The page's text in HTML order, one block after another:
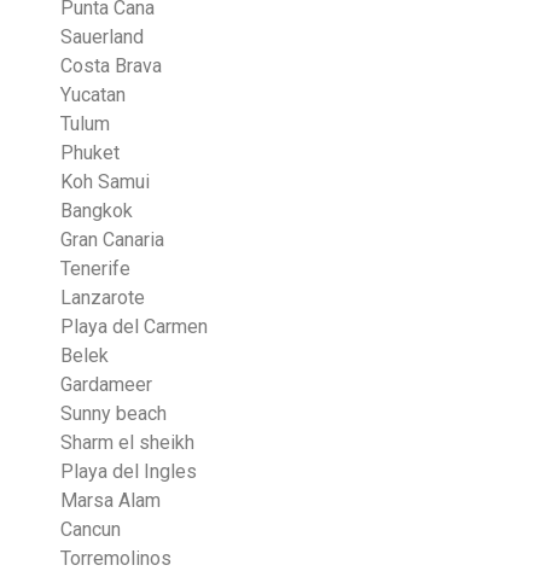
Punta Cana
Sauerland
Costa Brava
Yucatan
Tulum
Phuket
Koh Samui
Bangkok
Gran Canaria
Tenerife
Lanzarote
Playa del Carmen
Belek
Gardameer
Sunny beach
Sharm el sheikh
Playa del Ingles
Marsa Alam
Cancun
Torremolinos